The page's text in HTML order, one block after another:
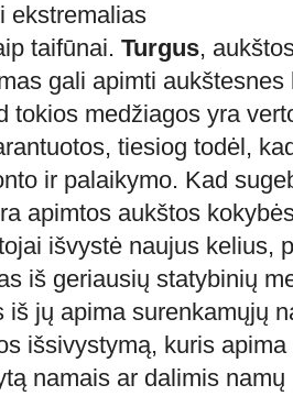
ekstremalias
taifūnai. Turgus,
gali apimti
tokios medžiagos yra
tiesiog todėl,
ir palaikymo. Kad
apimtos aukštos
išvystė naujus kelius,
iš geriausių statybinių
iš jų apima surenkamųjų
išsivystymą, kuris
namais ar dalimis